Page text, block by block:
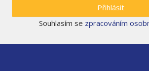
Přihlásit
Souhlasím se zpracováním